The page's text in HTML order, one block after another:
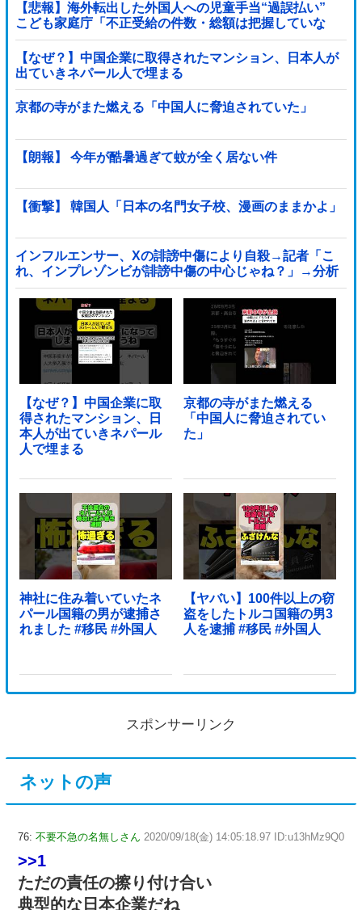
【悲報】海外転出した外国人への児童手当“過誤払い”
こども家庭庁「不正受給の件数・総額は把握していな
い」
【なぜ？】中国企業に取得されたマンション、日本人が
出ていきネパール人で埋まる
京都の寺がまた燃える「中国人に脅迫されていた」
【朗報】 今年が酷暑過ぎて蚊が全く居ない件
【衝撃】 韓国人「日本の名門女子校、漫画のままかよ」
インフルエンサー、Xの誹謗中傷により自殺→記者「こ
れ、インプレゾンビが誹謗中傷の中心じゃね？」→分析
していくとヤバイ真実が浮かび上がる他
【なぜ？】中国企業に取
得されたマンション、日
本人が出ていきネパール
人で埋まる
京都の寺がまた燃える
「中国人に脅迫されてい
た」
神社に住み着いていたネ
パール国籍の男が逮捕さ
れました #移民 #外国人
【ヤバい】100件以上の窃
盗をしたトルコ国籍の男3
人を逮捕 #移民 #外国人
スポンサーリンク
ネットの声
76: 不要不急の名無しさん 2020/09/18(金) 14:05:18.97 ID:u13hMz9Q0
>>1
ただの責任の擦り付け合い
典型的な日本企業だね